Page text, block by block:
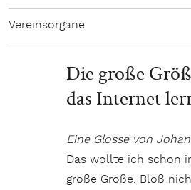
Vereinsorgane
Die große
das Internet
Eine Glosse von
Das wollte ich schon
große Größe. Bloß